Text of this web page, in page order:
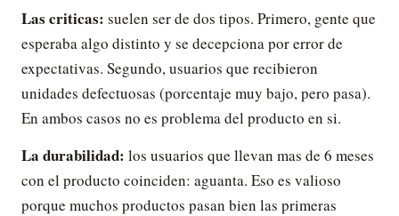
Las criticas: suelen ser de dos tipos. Primero, gente que
esperaba algo distinto y se decepciona por error de
expectativas. Segundo, usuarios que recibieron
unidades defectuosas (porcentaje muy bajo, pero pasa).
En ambos casos no es problema del producto en si.
La durabilidad: los usuarios que llevan mas de 6 meses
con el producto coinciden: aguanta. Eso es valioso
porque muchos productos pasan bien las primeras